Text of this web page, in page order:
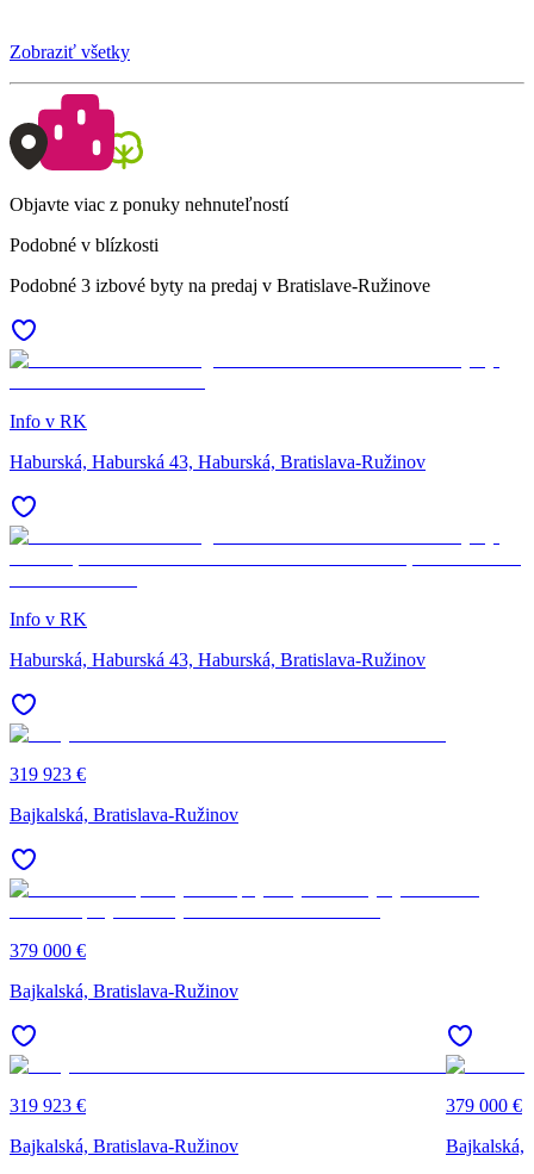
Zobraziť všetky
Objavte viac z ponuky nehnuteľností
Podobné v blízkosti
Podobné 3 izbové byty na predaj v Bratislave-Ružinove
Info v RK
Haburská, Haburská 43, Haburská, Bratislava-Ružinov
Info v RK
Haburská, Haburská 43, Haburská, Bratislava-Ružinov
319 923 €
Bajkalská, Bratislava-Ružinov
379 000 €
Bajkalská, Bratislava-Ružinov
319 923 €
Bajkalská, Bratislava-Ružinov
379 000 €
Bajkalská,